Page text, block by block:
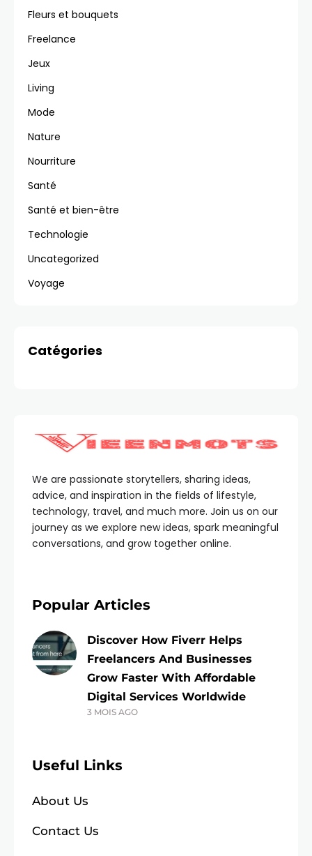
Fleurs et bouquets
Freelance
Jeux
Living
Mode
Nature
Nourriture
Santé
Santé et bien-être
Technologie
Uncategorized
Voyage
Catégories
We are passionate storytellers, sharing ideas,
advice, and inspiration in the fields of lifestyle,
technology, travel, and much more. Join us on our
journey as we explore new ideas, spark meaningful
conversations, and grow together online.
Popular Articles
Discover How Fiverr Helps
Freelancers And Businesses
Grow Faster With Affordable
Digital Services Worldwide
3 MOIS AGO
Useful Links
About Us
Contact Us